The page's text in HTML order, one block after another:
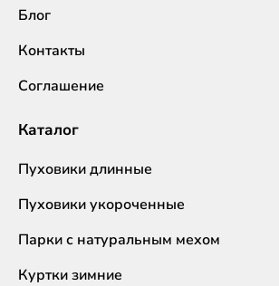
Блог
Контакты
Соглашение
Каталог
Пуховики длинные
Пуховики укороченные
Парки с натуральным мехом
Куртки зимние